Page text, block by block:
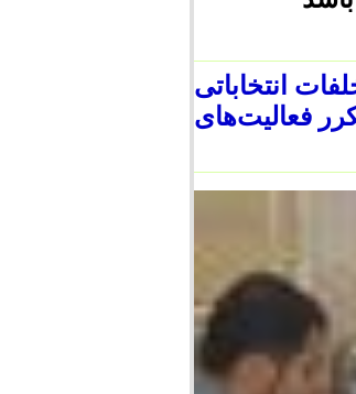
انتخاباتی
فعالیت‌های